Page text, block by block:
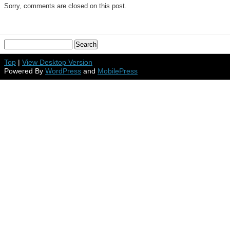
Sorry, comments are closed on this post.
Top | View Desktop Version
Powered By WordPress and MobilePress